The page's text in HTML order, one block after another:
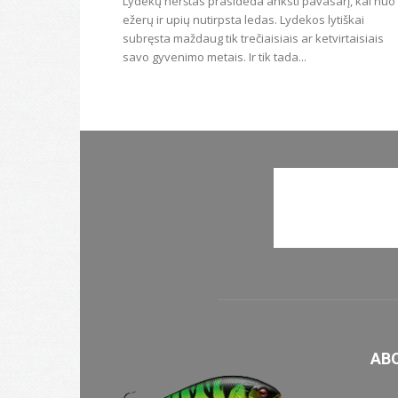
ežerų ir upių nutirpsta ledas. Lydekos lytiškai
subręsta maždaug tik trečiaisiais ar ketvirtaisiais
savo gyvenimo metais. Ir tik tada...